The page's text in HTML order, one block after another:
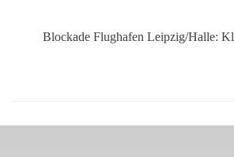
Blockade Flughafen Leipzig/Halle: